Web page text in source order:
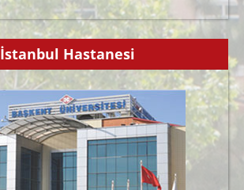
İstanbul Hastanesi